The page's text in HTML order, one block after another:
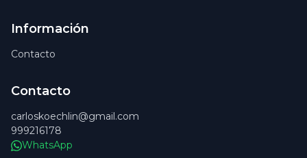
Información
Contacto
Contacto
carloskoechlin@gmail.com
999216178
WhatsApp